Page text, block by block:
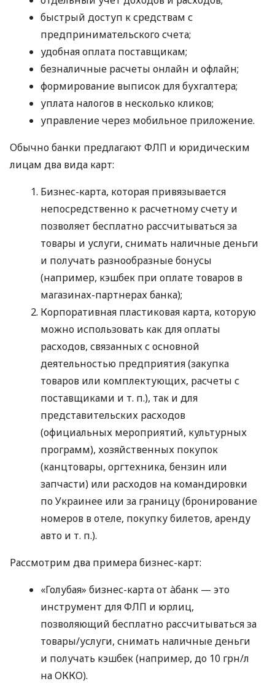
быстрый доступ к средствам с
предпринимательского счета;
удобная оплата поставщикам;
безналичные расчеты онлайн и офлайн;
формирование выписок для бухгалтера;
уплата налогов в несколько кликов;
управление через мобильное приложение.
Обычно банки предлагают ФЛП и юридическим
лицам два вида карт:
Бизнес-карта, которая привязывается
непосредственно к расчетному счету и
позволяет бесплатно рассчитываться за
товары и услуги, снимать наличные деньги
и получать разнообразные бонусы
(например, кэшбек при оплате товаров в
магазинах-партнерах банка);
Корпоративная пластиковая карта, которую
можно использовать как для оплаты
расходов, связанных с основной
деятельностью предприятия (закупка
товаров или комплектующих, расчеты с
поставщиками и т. п.), так и для
представительских расходов
(официальных мероприятий, культурных
программ), хозяйственных покупок
(канцтовары, оргтехника, бензин или
запчасти) или расходов на командировки
по Украинее или за границу (бронирование
номеров в отеле, покупку билетов, аренду
авто и т. п.).
Рассмотрим два примера бизнес-карт:
«Голубая» бизнес-карта от àбанк — это
инструмент для ФЛП и юрлиц,
позволяющий бесплатно рассчитываться за
товары/услуги, снимать наличные деньги
и получать кэшбек (например, до 10 грн/л
на ОККО).